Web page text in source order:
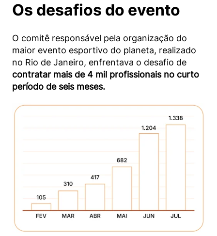
Os desafios do evento
O comitê responsável pela organização do
maior evento esportivo do planeta, realizado
no Rio de Janeiro, enfrentava o desafio de
contratar mais de 4 mil profissionais no curto
período de seis meses.